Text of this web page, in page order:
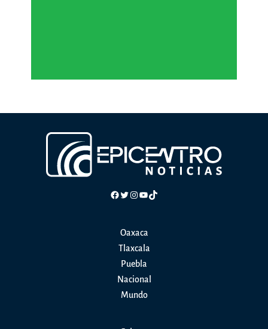
Facebook
Twitter
Instagram
YouTube
TikTok
Oaxaca
Tlaxcala
Puebla
Nacional
Mundo